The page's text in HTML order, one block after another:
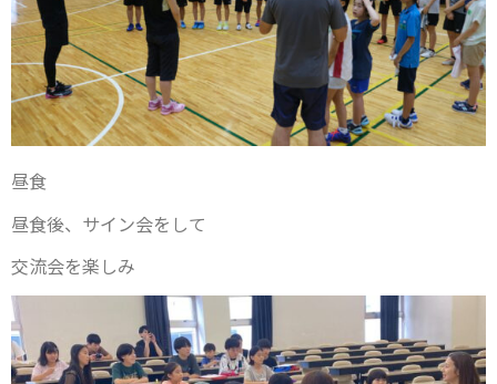
昼食
昼食後、サイン会をして
交流会を楽しみ